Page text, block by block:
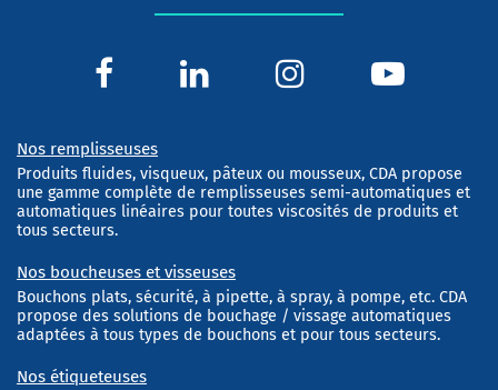
Nos remplisseuses
Produits fluides, visqueux, pâteux ou mousseux, CDA propose
une gamme complète de remplisseuses semi-automatiques et
automatiques linéaires pour toutes viscosités de produits et
tous secteurs.
Nos boucheuses et visseuses
Bouchons plats, sécurité, à pipette, à spray, à pompe, etc. CDA
propose des solutions de bouchage / vissage automatiques
adaptées à tous types de bouchons et pour tous secteurs.
Nos étiqueteuses